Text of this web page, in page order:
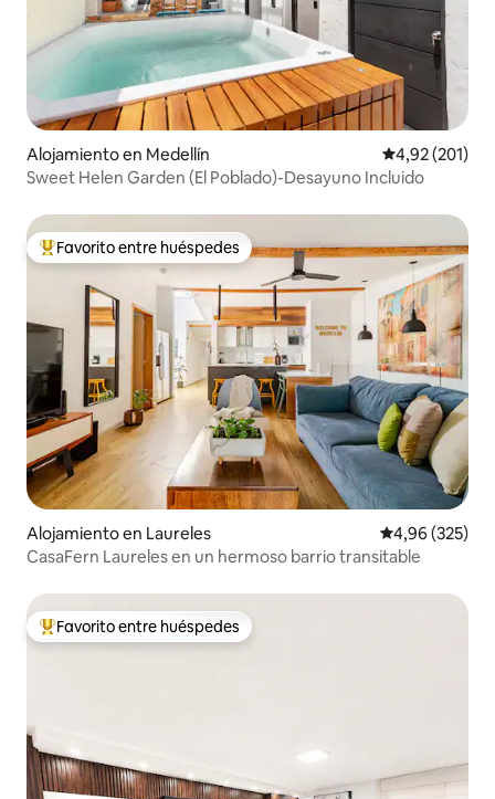
Alojamiento en Medellín Calificación
4,92 (201)
Sweet Helen Garden (El Poblado)-Desayuno Incluido
Favorito entre los huéspedes más destacados
Favorito entre huéspedes
Alojamiento en Laureles Calificación
4,96 (325)
CasaFern Laureles en un hermoso barrio transitable
Favorito entre los huéspedes más destacados
Favorito entre huéspedes